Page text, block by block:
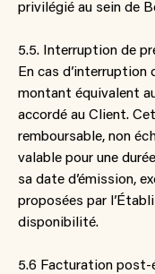
privilégié au sein de
5.5. Interruption de
En cas d’interruption
montant équivalent
accordé au Client.
remboursable, non
valable pour une
sa date d’émission,
proposées par
disponibilité.
5.6 Facturation post-